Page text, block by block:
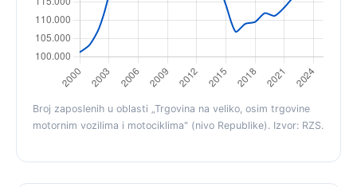
Broj zaposlenih u oblasti „Trgovina na veliko, osim trgovine
motornim vozilima i motociklima" (nivo Republike). Izvor: RZS.